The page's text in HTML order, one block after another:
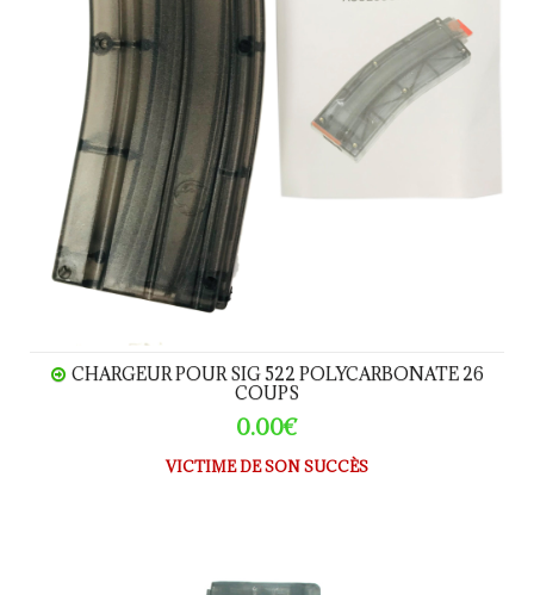
CHARGEUR POUR SIG 522 POLYCARBONATE 26
COUPS
0.00€
VICTIME DE SON SUCCÈS